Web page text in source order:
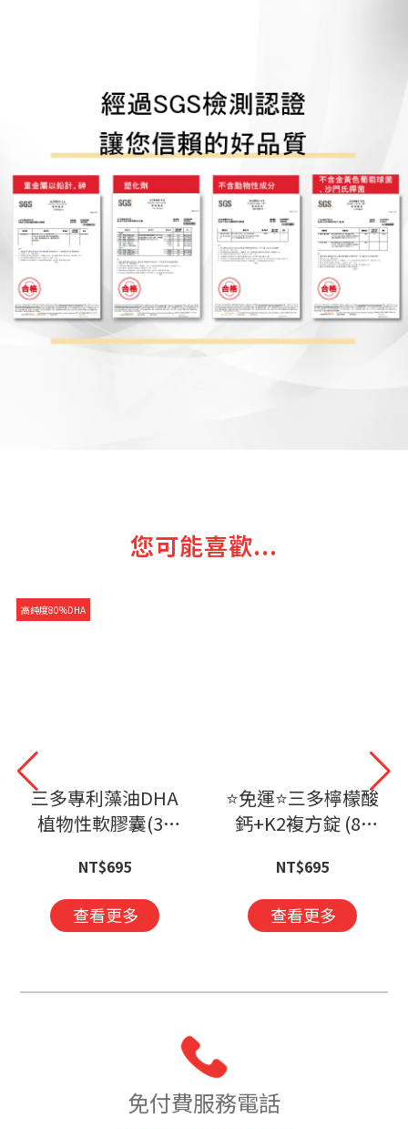
您可能喜歡...
高純度80%DHA
三多專利藻油DHA
植物性軟膠囊(30
NT$695
查看更多
⭐免運⭐三多檸檬酸
鈣+K2複方錠 (80
NT$695
查看更多
免付費服務電話